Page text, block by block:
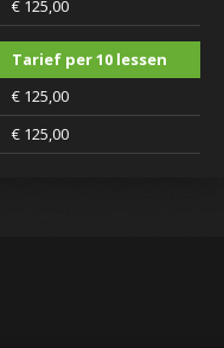
€ 125,00
Tarief per 10 lessen
€ 125,00
€ 125,00